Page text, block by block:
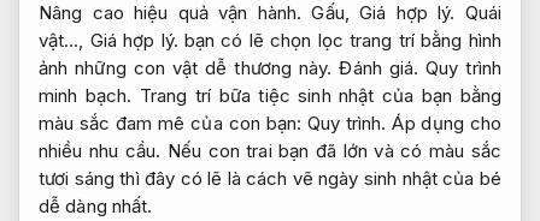
Nâng cao hiệu quả vận hành. Gấu,Giá hợp lý. Quái
vật…, Giá hợp lý. bạn có lẽ chọn lọc trang trí bằng hình
ảnh những con vật dễ thương này.Đánh giá. Quy trình
minh bạch. Trang trí bữa tiệc sinh nhật của bạn bằng
màu sắc đam mê của con bạn: Quy trình. Áp dụng cho
nhiều nhu cầu. Nếu con trai bạn đã lớn và có màu sắc
tươi sáng thì đây có lẽ là cách vẽ ngày sinh nhật của bé
dễ dàng nhất.